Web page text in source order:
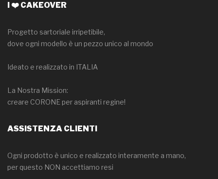
I ❤️ CAKEOVER
Progetto sartoriale irripetibile,
dove ogni modello è un pezzo unico al mondo
Ideato e realizzato in ITALIA
La Nostra Mission:
creare CORONE per aspiranti regine!
ASSISTENZA CLIENTI
Ogni prodotto è unico e realizzato interamente a mano,
per questo NON accettiamo resi